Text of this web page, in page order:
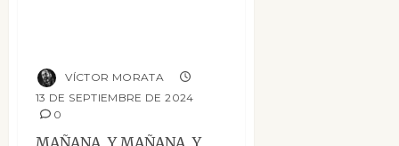
VÍCTOR MORATA
13 DE SEPTIEMBRE DE 2024
0
MAÑANA, Y MAÑANA, Y